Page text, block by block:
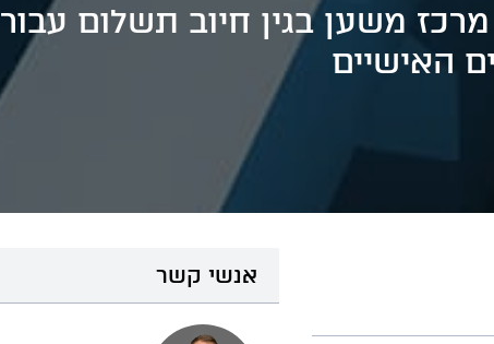
משען בגין חיוב תשלום עבור
האישיים
אנשי קשר